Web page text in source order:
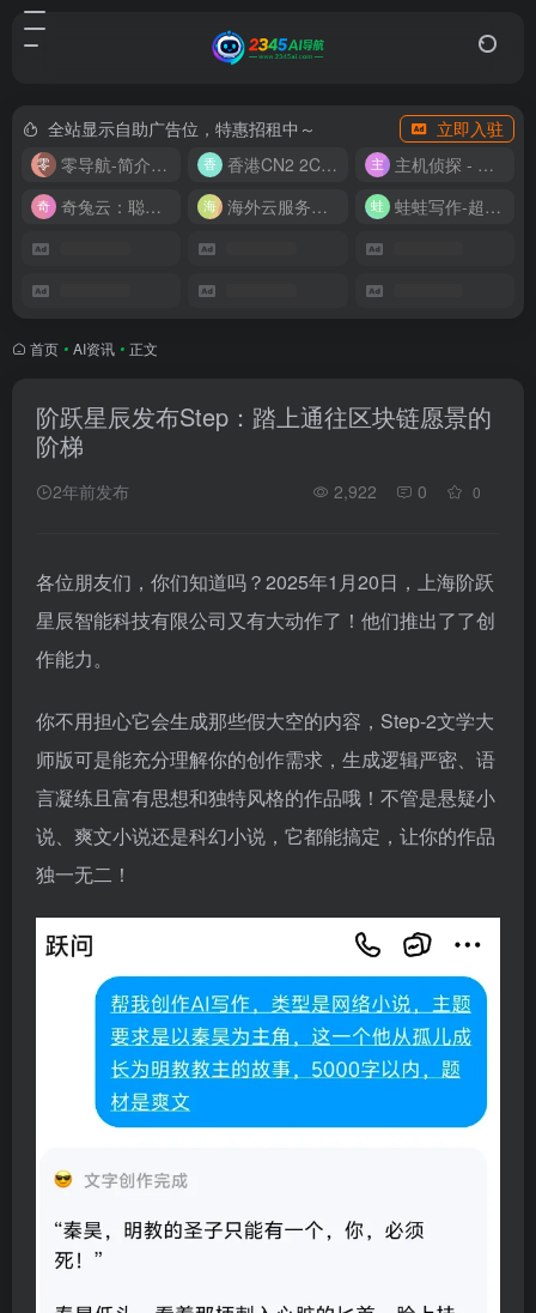
全站显示自助广告位，特惠招租中～
立即入驻
零导航-简介实用的网址导航
香港CN2 2C2G20M 9.9/月
主机侦探 - 少花钱，用好云
奇兔云：聪明人的“省”钱计划！
海外云服务器全网最低价 蛙蛙写作-超级AI智能写作助手
首页 • AI资讯 • 正文
阶跃星辰发布Step：踏上通往区块链愿景的
阶梯
2年前发布 2,922 0 0
各位朋友们，你们知道吗？2025年1月20日，上海阶跃
星辰智能科技有限公司又有大动作了！他们推出了了创
作能力。
你不用担心它会生成那些假大空的内容，Step-2文学大
师版可是能充分理解你的创作需求，生成逻辑严密、语
言凝练且富有思想和独特风格的作品哦！不管是悬疑小
说、爽文小说还是科幻小说，它都能搞定，让你的作品
独一无二！